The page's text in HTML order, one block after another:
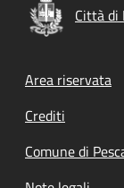
Città di
Footer
Area riservata
Crediti
Comune di